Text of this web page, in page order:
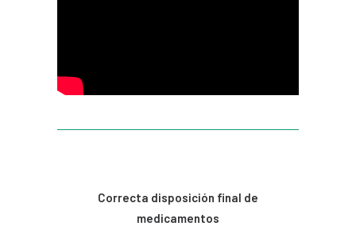
Correcta disposición final de
medicamentos